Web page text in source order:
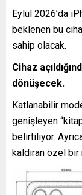
Eylül 2026’da
beklenen bu
sahip olacak.
Cihaz
dönüşecek.
Katlanabilir
genişleyen
belirtiliyor.
kaldıran özel